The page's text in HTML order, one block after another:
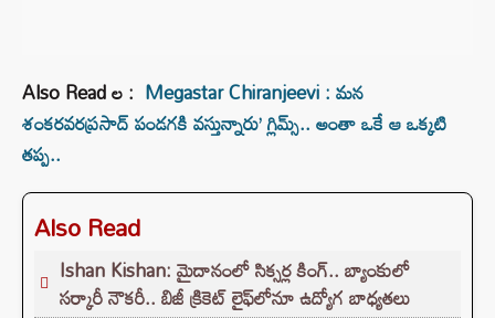
Also Read ల : Megastar Chiranjeevi : మన
శంకరవరప్రసాద్ పండగకి వస్తున్నారు’ గ్లిమ్స్.. అంతా ఒకే ఆ ఒక్కటి
తప్ప..
Also Read
Ishan Kishan: మైదానంలో సిక్సర్ల కింగ్.. బ్యాంకులో
సర్కారీ నౌకరీ.. బిజీ క్రికెట్ లైఫ్‌లోనూ ఉద్యోగ బాధ్యతలు